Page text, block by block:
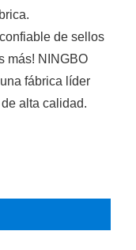
de sellos
más! NINGBO
fábrica líder
alta calidad.